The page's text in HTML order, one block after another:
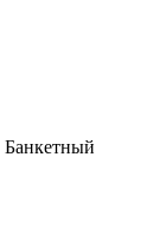
Банкетный